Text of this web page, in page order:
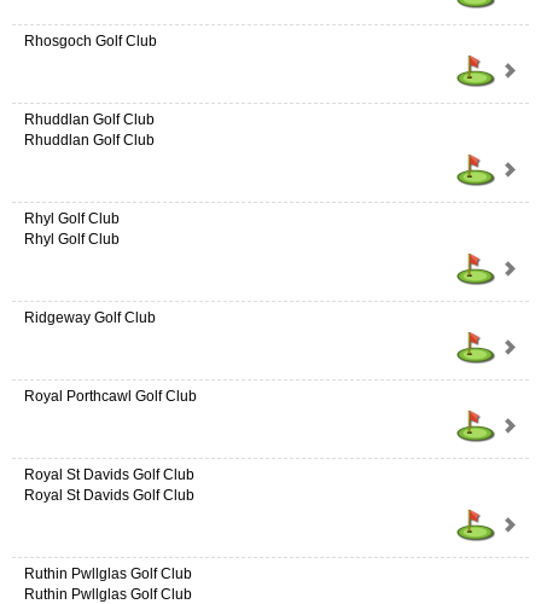
Rhosgoch Golf Club
Rhuddlan Golf Club
Rhuddlan Golf Club
Rhyl Golf Club
Rhyl Golf Club
Ridgeway Golf Club
Royal Porthcawl Golf Club
Royal St Davids Golf Club
Royal St Davids Golf Club
Ruthin Pwllglas Golf Club
Ruthin Pwllglas Golf Club